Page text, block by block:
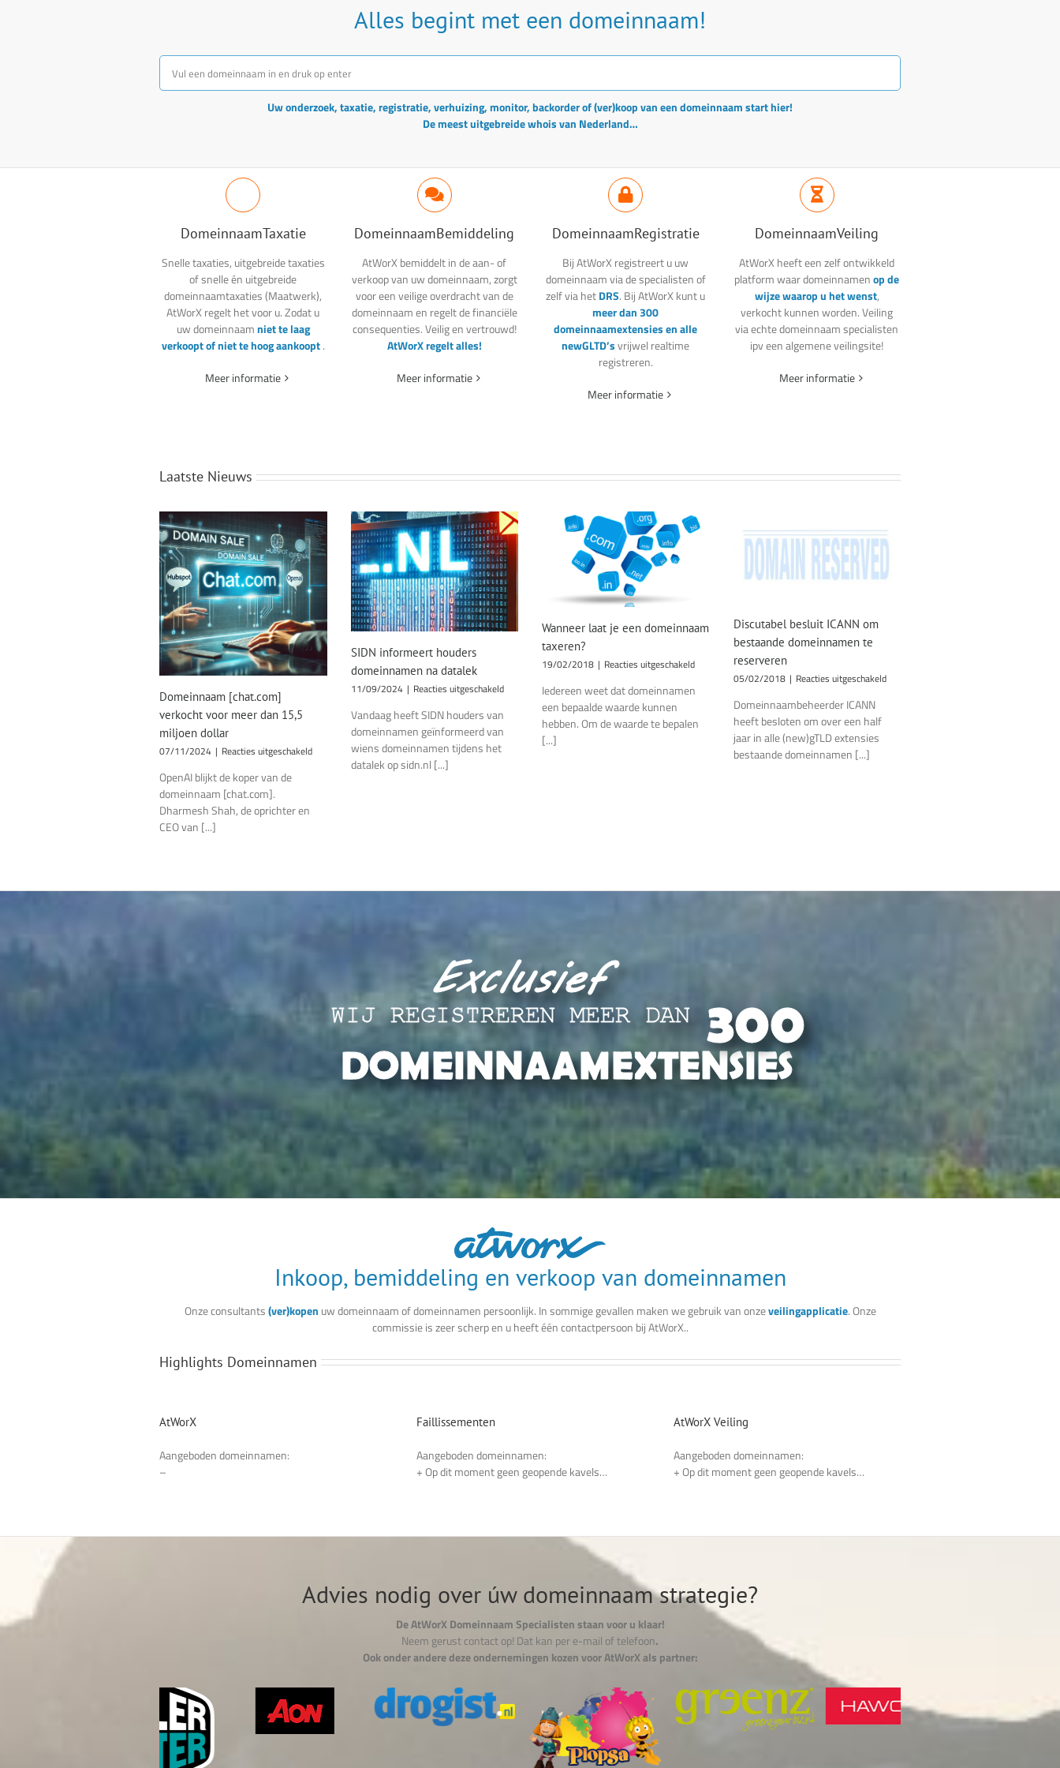
Alles begint met een domeinnaam!
Uw onderzoek, taxatie, registratie, verhuizing, monitor, backorder of (ver)koop van een domeinnaam start hier!
De meest uitgebreide whois van Nederland…
DomeinnaamTaxatie
Snelle taxaties, uitgebreide taxaties
of snelle én uitgebreide
domeinnaamtaxaties (Maatwerk),
AtWorX regelt het voor u. Zodat u
uw domeinnaamniet te laag
verkoopt of niet te hoog aankoopt.
Meer informatie
DomeinnaamBemiddeling
AtWorX bemiddelt in de aan- of
verkoop van uw domeinnaam, zorgt
voor een veilige overdracht van de
domeinnaam en regelt de financiële
consequenties. Veilig en vertrouwd!
AtWorX regelt alles!
Meer informatie
DomeinnaamRegistratie
Bij AtWorX registreert u uw
domeinnaam via de specialisten of
zelf via hetDRS. Bij AtWorX kunt u
meer dan 300
domeinnaamextensies en alle
newGLTD’svrijwel realtime
registreren.
Meer informatie
DomeinnaamVeiling
AtWorX heeft een zelf ontwikkeld
platform waar domeinnamenop de
wijze waarop u het wenst,
verkocht kunnen worden. Veiling
via echte domeinnaam specialisten
ipv een algemene veilingsite!
Meer informatie
Laatste Nieuws
Domeinnaam [chat.com]
verkocht voor meer dan 15,5
miljoen dollar
07/11/2024 | Reacties uitgeschakeldvoor
Domeinnaam
OpenAI blijkt de koper van de
domeinnaam [chat.com].
Dharmesh Shah, de oprichter en
CEO van [...]
SIDN informeert houders
domeinnamen na datalek
11/09/2024 | Reacties uitgeschakeldvoor
informeert
houders
domeinnamen
Vandaag heeft SIDN houders van
domeinnamen geïnformeerd van
wiens domeinnamen tijdens het
datalek op sidn.nl [...]
Wanneer laat je een domeinnaam
taxeren?
19/02/2018 | Reacties uitgeschakeldvoor
laat
een
domeinnaam
Iedereen weet dat domeinnamen
een bepaalde waarde kunnen
hebben. Om de waarde te bepalen
[...]
Discutabel besluit ICANN om
bestaande domeinnamen te
reserveren
05/02/2018 | Reacties uitgeschakeldvoor
Domeinnaambeheerder ICANN
heeft besloten om over een half
jaar in alle (new)gTLD extensies
bestaande domeinnamen [...]
Inkoop, bemiddeling en verkoop van domeinnamen
Onze consultants(ver)kopen uw domeinnaam of domeinnamen persoonlijk. In sommige gevallen maken we gebruik van onzeveilingapplicatie. Onze
commissie is zeer scherp en u heeft één contactpersoon bij AtWorX..
Highlights Domeinnamen
AtWorX
Aangeboden domeinnamen:
–
Faillissementen
Aangeboden domeinnamen:
+ Op dit moment geen geopende kavels…
AtWorX Veiling
Aangeboden domeinnamen:
+ Op dit moment geen geopende kavels…
Advies nodig over úw domeinnaam strategie?
De AtWorX Domeinnaam Specialisten staan voor u klaar!
Neem gerust contact op! Dat kan per e-mail of telefoon.
Ook onder andere deze ondernemingen kozen voor AtWorX als partner: